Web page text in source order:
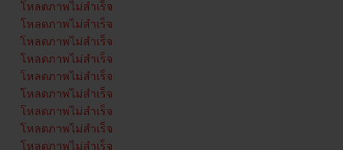
โหลดภาพไม่สำเร็จ
โหลดภาพไม่สำเร็จ
โหลดภาพไม่สำเร็จ
โหลดภาพไม่สำเร็จ
โหลดภาพไม่สำเร็จ
โหลดภาพไม่สำเร็จ
โหลดภาพไม่สำเร็จ
โหลดภาพไม่สำเร็จ
โหลดภาพไม่สำเร็จ